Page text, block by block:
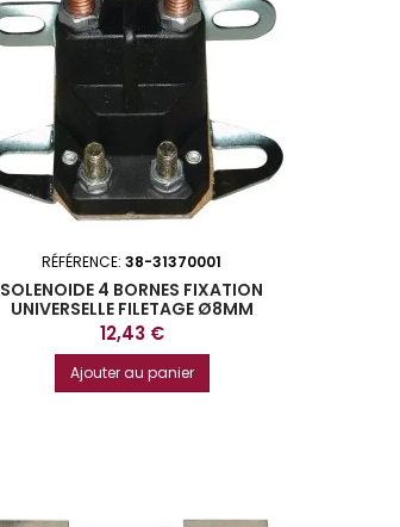
RÉFÉRENCE:38-31370001
SOLENOIDE 4 BORNES FIXATION
UNIVERSELLE FILETAGE Ø8MM
Prix
12,43 €
Ajouter au panier